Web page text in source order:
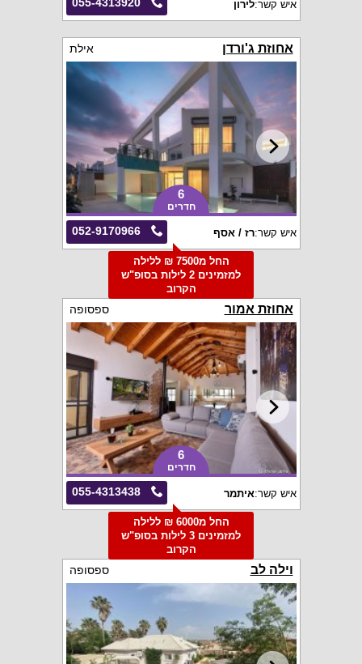
איש קשר:לירון
אחוזת ג'ורדן אילת
6
חדרים
052-9170966 איש קשר:רז / אסף
החל מ7500 ₪ ללילה
למזמינים 2 לילות בסופ"ש
הקרוב
אחוזת אמור ספסופה
6
חדרים
055-4313438 איש קשר:איתמר
החל מ6000 ₪ ללילה
למזמינים 3 לילות בסופ"ש
הקרוב
וילה לב ספסופה